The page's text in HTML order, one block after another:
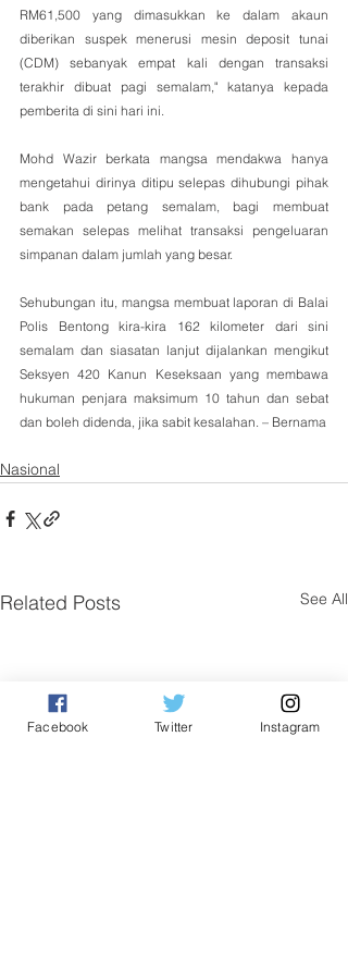
RM61,500 yang dimasukkan ke dalam akaun
diberikan suspek menerusi mesin deposit tunai
(CDM) sebanyak empat kali dengan transaksi
terakhir dibuat pagi semalam," katanya kepada
pemberita di sini hari ini.
Mohd Wazir berkata mangsa mendakwa hanya
mengetahui dirinya ditipu selepas dihubungi pihak
bank pada petang semalam, bagi membuat
semakan selepas melihat transaksi pengeluaran
simpanan dalam jumlah yang besar.
Sehubungan itu, mangsa membuat laporan di Balai
Polis Bentong kira-kira 162 kilometer dari sini
semalam dan siasatan lanjut dijalankan mengikut
Seksyen 420 Kanun Keseksaan yang membawa
hukuman penjara maksimum 10 tahun dan sebat
Nasional
Related Posts See All
Facebook Twitter Instagram